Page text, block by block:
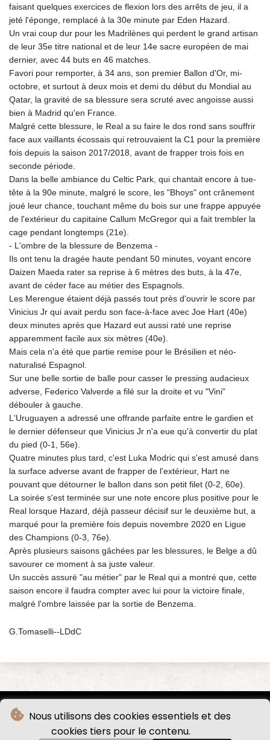
Nous utilisons des cookies essentiels et des
cookies tiers pour le contenu.
faisant quelques exercices de flexion lors des arrêts de jeu, il a
jeté l'éponge, remplacé à la 30e minute par Eden Hazard.
Un vrai coup dur pour les Madrilènes qui perdent le grand artisan
de leur 35e titre national et de leur 14e sacre européen de mai
dernier, avec 44 buts en 46 matches.
Favori pour remporter, à 34 ans, son premier Ballon d'Or, mi-
octobre, et surtout à deux mois et demi du début du Mondial au
Qatar, la gravité de sa blessure sera scruté avec angoisse aussi
bien à Madrid qu'en France.
Malgré cette blessure, le Real a su faire le dos rond sans souffrir
face aux vaillants écossais qui retrouvaient la C1 pour la première
fois depuis la saison 2017/2018, avant de frapper trois fois en
seconde période.
Dans la belle ambiance du Celtic Park, qui chantait encore à tue-
tête à la 90e minute, malgré le score, les "Bhoys" ont crânement
joué leur chance, touchant même du bois sur une frappe appuyée
de l'extérieur du capitaine Callum McGregor qui a fait trembler la
cage pendant longtemps (21e).
- L'ombre de la blessure de Benzema -
Ils ont tenu la dragée haute pendant 50 minutes, voyant encore
Daizen Maeda rater sa reprise à 6 mètres des buts, à la 47e,
avant de céder face au métier des Espagnols.
Les Merengue étaient déjà passés tout près d'ouvrir le score par
Vinicius Jr qui avait perdu son face-à-face avec Joe Hart (40e)
deux minutes après que Hazard eut aussi raté une reprise
apparemment facile aux six mètres (40e).
Mais cela n'a été que partie remise pour le Brésilien et néo-
naturalisé Espagnol.
Sur une belle sortie de balle pour casser le pressing audacieux
adverse, Federico Valverde a filé sur la droite et vu "Vini"
débouler à gauche.
L'Uruguayen a adressé une offrande parfaite entre le gardien et
le dernier défenseur que Vinicius Jr n'a eue qu'à convertir du plat
du pied (0-1, 56e).
Quatre minutes plus tard, c'est Luka Modric qui s'est amusé dans
la surface adverse avant de frapper de l'extérieur, Hart ne
pouvant que détourner le ballon dans son petit filet (0-2, 60e).
La soirée s'est terminée sur une note encore plus positive pour le
Real lorsque Hazard, déjà passeur décisif sur le deuxième but, a
marqué pour la première fois depuis novembre 2020 en Ligue
des Champions (0-3, 76e).
Après plusieurs saisons gâchées par les blessures, le Belge a dû
savourer ce moment à sa juste valeur.
Un succès assuré "au métier" par le Real qui a montré que, cette
saison encore il faudra compter avec lui pour la victoire finale,
malgré l'ombre laissée par la sortie de Benzema.
G.Tomaselli--LDdC